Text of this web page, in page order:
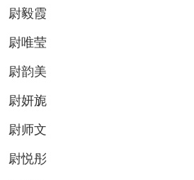
尉毅霞
尉唯莹
尉韵美
尉妍旎
尉师文
尉悦彤